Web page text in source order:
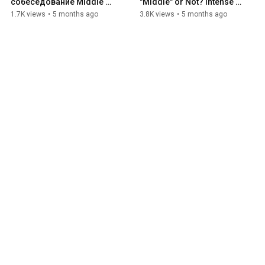
собеседование Middle
Python в МТС. Сеньор не
1.7K views • 5 months ago
"Middle" or Not? Intense
MTS Job Interview
3.8K views • 5 months ago